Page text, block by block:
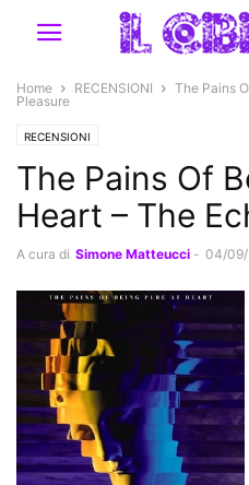
Home RECENSIONI
The Pains
Pleasure
RECENSIONI
The Pains Of
Heart – The
A cura di Simone Matteucci - 04/09/